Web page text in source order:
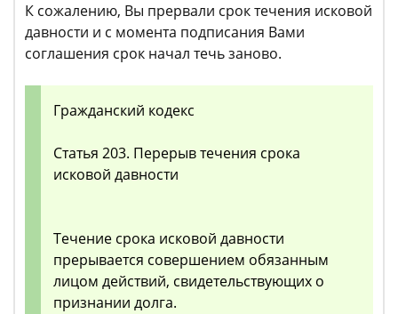
К сожалению, Вы прервали срок течения исковой
давности и с момента подписания Вами
соглашения срок начал течь заново.
Гражданский кодекс
Статья 203. Перерыв течения срока
исковой давности
Течение срока исковой давности
прерывается совершением обязанным
лицом действий, свидетельствующих о
признании долга.